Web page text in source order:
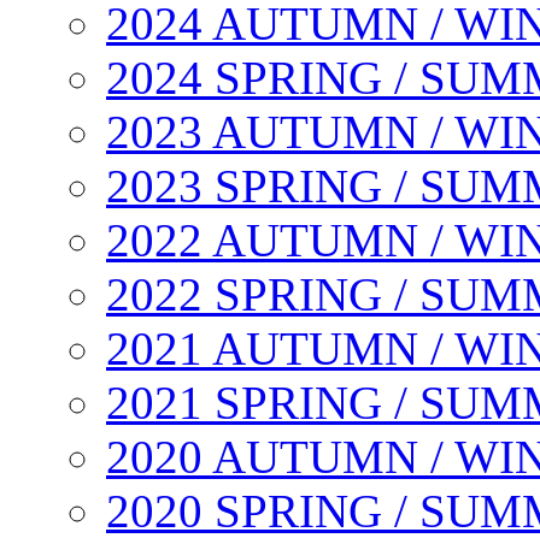
2024 AUTUMN /
2024 SPRING /
2023 AUTUMN /
2023 SPRING /
2022 AUTUMN /
2022 SPRING /
2021 AUTUMN /
2021 SPRING /
2020 AUTUMN /
2020 SPRING /